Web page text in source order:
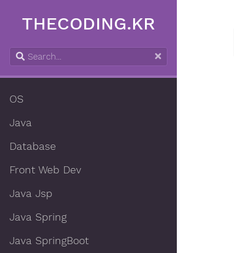
THECODING.KR
OS
Java
Database
Front Web Dev
Java Jsp
Java Spring
Java SpringBoot